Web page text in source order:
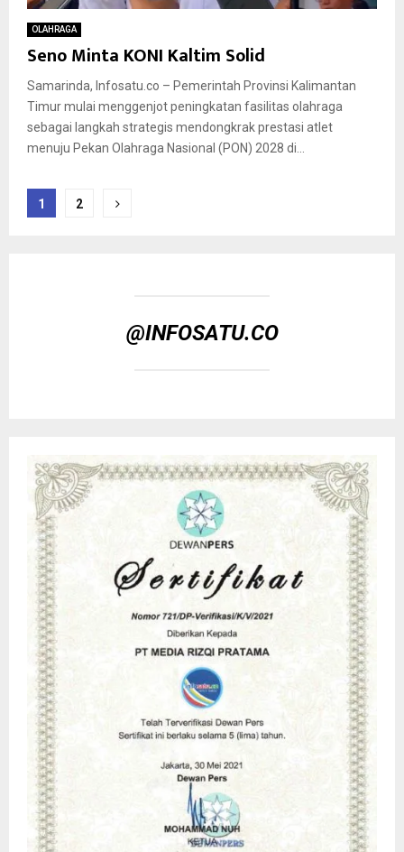
OLAHRAGA
Seno Minta KONI Kaltim Solid
Samarinda, Infosatu.co – Pemerintah Provinsi Kalimantan
Timur mulai menggenjot peningkatan fasilitas olahraga
sebagai langkah strategis mendongkrak prestasi atlet
menuju Pekan Olahraga Nasional (PON) 2028 di...
Paginasi
1 2
@INFOSATU.CO